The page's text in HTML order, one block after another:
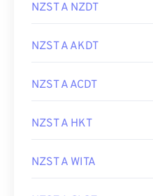
NZST A NZDT
NZST A AKDT
NZST A ACDT
NZST A HKT
NZST A WITA